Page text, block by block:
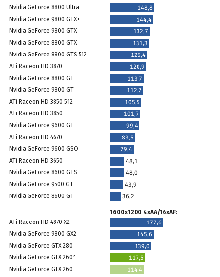
Nvidia GeForce 8800 Ultra
148,8
Nvidia GeForce 9800 GTX+
144,4
Nvidia GeForce 9800 GTX
132,7
Nvidia GeForce 8800 GTX
131,3
Nvidia GeForce 8800 GTS 512
125,4
ATi Radeon HD 3870
120,9
Nvidia GeForce 8800 GT
113,7
Nvidia GeForce 9800 GT
112,7
ATi Radeon HD 3850 512
105,5
ATi Radeon HD 3850
101,7
Nvidia GeForce 9600 GT
99,4
ATi Radeon HD 4670
83,5
Nvidia GeForce 9600 GSO
79,4
ATi Radeon HD 3650
48,1
Nvidia GeForce 8600 GTS
48,0
Nvidia GeForce 9500 GT
43,9
Nvidia GeForce 8600 GT
36,2
1600x1200 4xAA/16xAF:
ATi Radeon HD 4870 X2
177,6
Nvidia GeForce 9800 GX2
145,6
Nvidia GeForce GTX 280
139,0
Nvidia GeForce GTX 260²
117,5
Nvidia GeForce GTX 260
114,4